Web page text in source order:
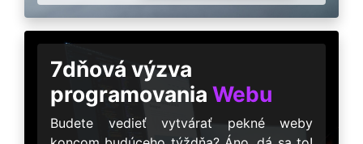
7dňová výzva
programovania Webu
Budete vedieť vytvárať pekné weby